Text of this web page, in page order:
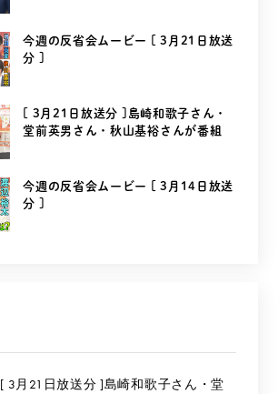
今週の反省会ムービー [ 3月21日放送
分 ]
[ 3月21日放送分 ]島崎和歌子さん・
堂前英男さん・秋山基裕さんが番組
今週の反省会ムービー [ 3月14日放送
分 ]
[ 3月21日放送分 ]島崎和歌子さん・堂